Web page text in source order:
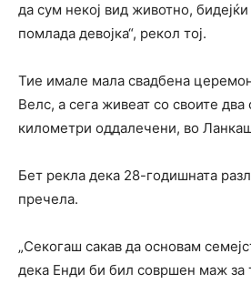
да сум некој вид животно, бидејќи
помлада девојка“, рекол тој.
Тие имале мала свадбена
Велс, а сега живеат со своите
километри оддалечени, во
Бет рекла дека 28-годишната
пречела.
„Секогаш сакав да основам
дека Енди би бил совршен маж за